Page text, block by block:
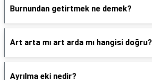
Burnundan getirtmek ne demek?
Art arta mı art arda mı hangisi doğru?
Ayrılma eki nedir?